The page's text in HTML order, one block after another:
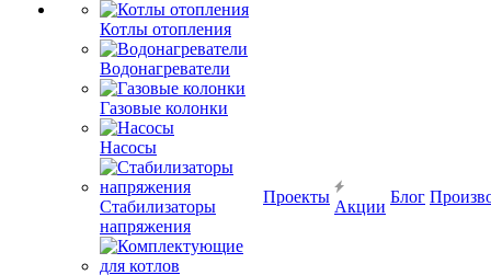
Котлы отопления
Водонагреватели
Газовые колонки
Насосы
Стабилизаторы
напряжения
Проекты
Акции
Блог